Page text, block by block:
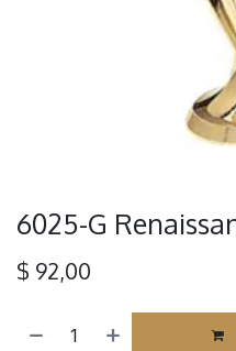
6025-G
$ 92,00